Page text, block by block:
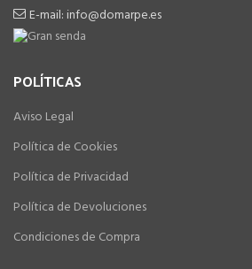
E-mail: info@domarpe.es
POLÍTICAS
Aviso Legal
Política de Cookies
Política de Privacidad
Política de Devoluciones
Condiciones de Compra